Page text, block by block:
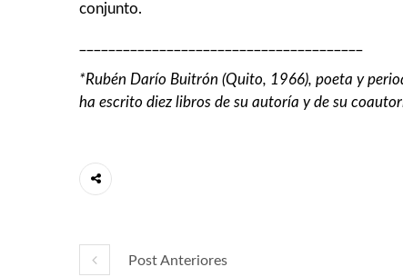
conjunto.
*Rubén Darío Buitrón (Quito, 1966), poeta y
ha escrito diez libros de su autoría y de su
Post Anteriores